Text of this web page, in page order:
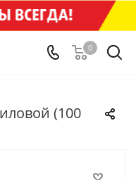
0
(100